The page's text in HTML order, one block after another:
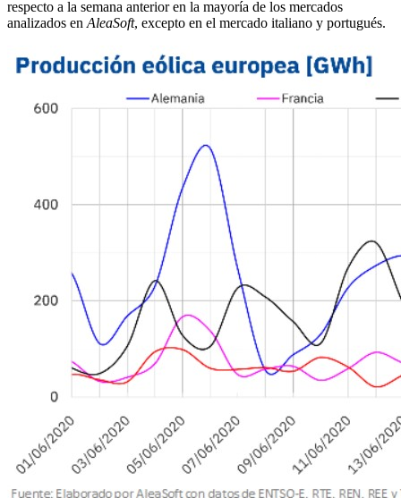
respecto a la semana anterior en la mayoría de los mercados
analizados en AleaSoft, excepto en el mercado italiano y portugués.